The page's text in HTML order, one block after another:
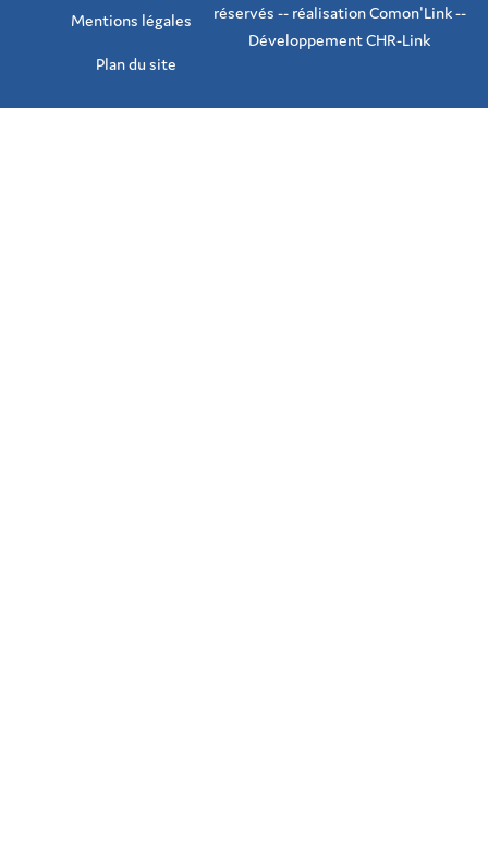
réservés -- réalisation Comon'Link --
Développement CHR-Link
Mentions légales
Plan du site